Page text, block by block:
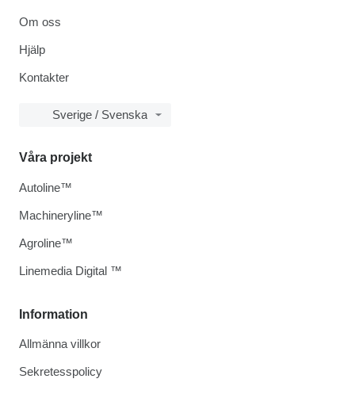
Om oss
Hjälp
Kontakter
Sverige / Svenska
Information
Allmänna villkor
Sekretesspolicy
Våra projekt
Autoline™
Machineryline™
Agroline™
Linemedia Digital ™